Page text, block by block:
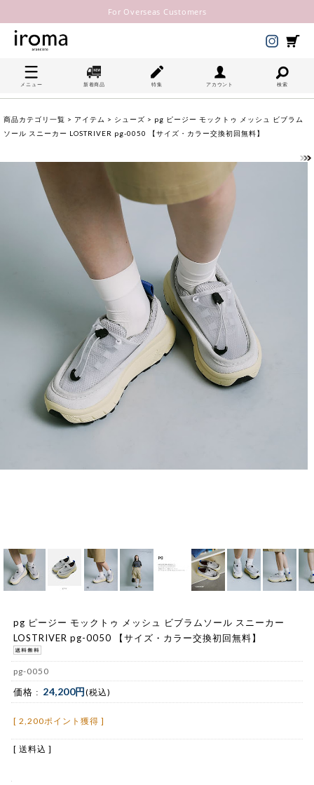
For Overseas Customers
メニュー 新着商品 特集 アカウント 検索
商品カテゴリ一覧 > アイテム > シューズ > pg ピージー モックトゥ メッシュ ビブラム
ソール スニーカー LOSTRIVER pg-0050 【サイズ・カラー交換初回無料】
pg ピージー モックトゥ メッシュ ビブラムソール スニーカー
LOSTRIVER pg-0050 【サイズ・カラー交換初回無料】
pg-0050
価格 : 24,200円(税込)
[ 2,200ポイント獲得 ]
[ 送料込 ]